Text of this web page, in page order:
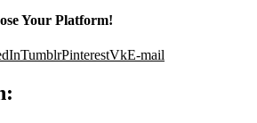
Your Platform!
TumblrPinterestVkE-mail